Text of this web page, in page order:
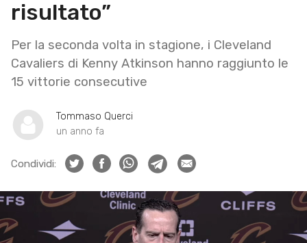
risultato”
Per la seconda volta in stagione, i Cleveland
Cavaliers di Kenny Atkinson hanno raggiunto le
15 vittorie consecutive
Tommaso Querci
un anno fa
Condividi: